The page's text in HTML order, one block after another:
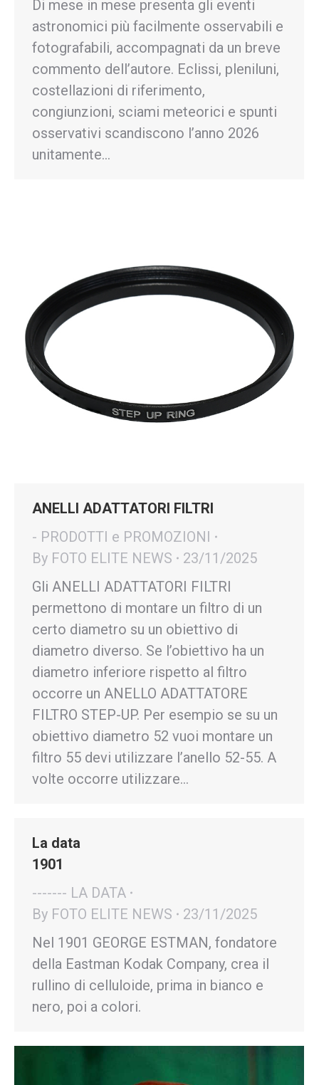
Di mese in mese presenta gli eventi
astronomici più facilmente osservabili e
fotografabili, accompagnati da un breve
commento dell’autore. Eclissi, pleniluni,
costellazioni di riferimento,
congiunzioni, sciami meteorici e spunti
osservativi scandiscono l’anno 2026
unitamente…
ANELLI ADATTATORI FILTRI
- PRODOTTI e PROMOZIONI
By FOTO ELITE NEWS
23/11/2025
Gli ANELLI ADATTATORI FILTRI
permettono di montare un filtro di un
certo diametro su un obiettivo di
diametro diverso. Se l’obiettivo ha un
diametro inferiore rispetto al filtro
occorre un ANELLO ADATTATORE
FILTRO STEP-UP. Per esempio se su un
obiettivo diametro 52 vuoi montare un
filtro 55 devi utilizzare l’anello 52-55. A
volte occorre utilizzare…
La data
1901
------- LA DATA
By FOTO ELITE NEWS
23/11/2025
Nel 1901 GEORGE ESTMAN, fondatore
della Eastman Kodak Company, crea il
rullino di celluloide, prima in bianco e
nero, poi a colori.